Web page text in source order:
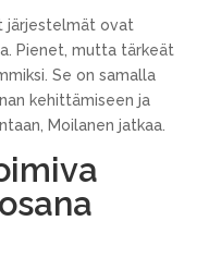
järjestelmät ovat
Pienet, mutta tärkeät
Se on samalla
kehittämiseen ja
Moilanen jatkaa.